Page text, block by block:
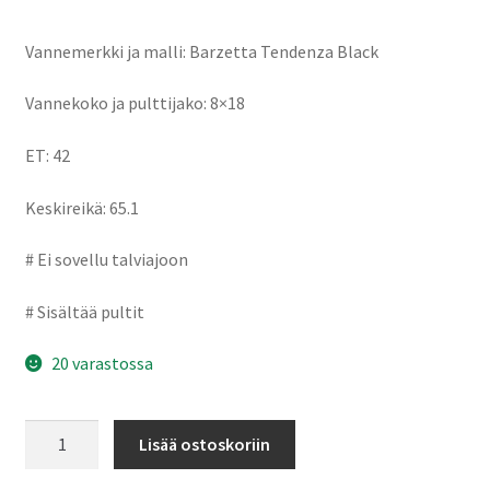
Vannemerkki ja malli: Barzetta Tendenza Black
Vannekoko ja pulttijako: 8×18
ET: 42
Keskireikä: 65.1
# Ei sovellu talviajoon
# Sisältää pultit
20 varastossa
Lisää ostoskoriin